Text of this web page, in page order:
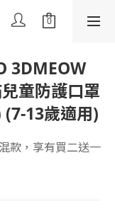
3DMEOW
童防護口罩
13歲適用)
款，享有買二送一